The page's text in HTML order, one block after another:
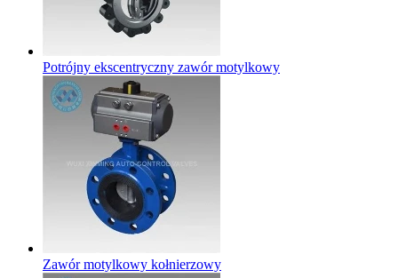
Potrójny ekscentryczny zawór motylkowy
Zawór motylkowy kołnierzowy